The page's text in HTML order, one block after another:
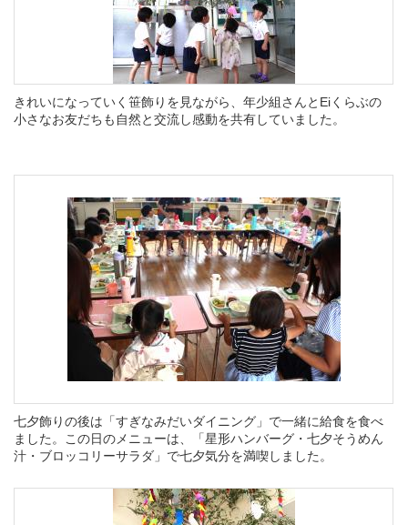
きれいになっていく笹飾りを見ながら、年少組さんとEiくらぶの
小さなお友だちも自然と交流し感動を共有していました。
七夕飾りの後は「すぎなみだいダイニング」で一緒に給食を食べ
ました。この日のメニューは、「星形ハンバーグ・七夕そうめん
汁・ブロッコリーサラダ」で七夕気分を満喫しました。